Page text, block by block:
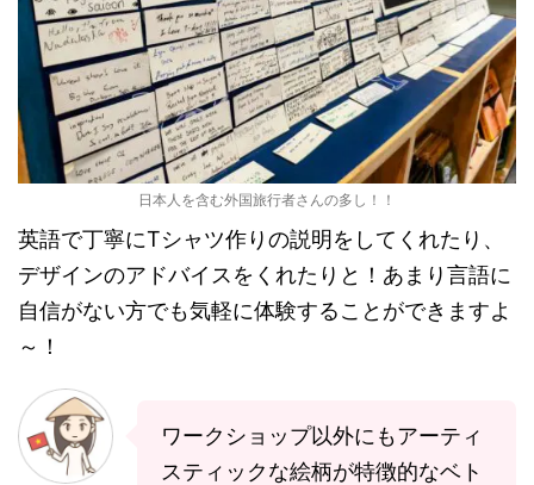
日本人を含む外国旅行者さんの多し！！
英語で丁寧にTシャツ作りの説明をしてくれたり、
デザインのアドバイスをくれたりと！あまり言語に
自信がない方でも気軽に体験することができますよ
～！
ワークショップ以外にもアーティ
スティックな絵柄が特徴的なベト